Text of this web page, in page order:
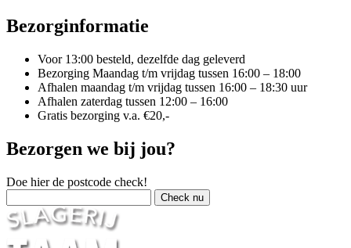
Bezorginformatie
Voor 13:00 besteld, dezelfde dag geleverd
Bezorging Maandag t/m vrijdag tussen 16:00 – 18:00
Afhalen maandag t/m vrijdag tussen 16:00 – 18:30 uur
Afhalen zaterdag tussen 12:00 – 16:00
Gratis bezorging v.a. €20,-
Bezorgen we bij jou?
Doe hier de postcode check!